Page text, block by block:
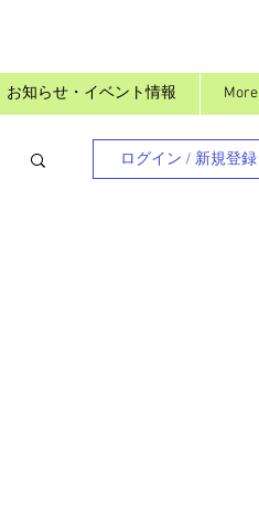
お知らせ・イベント情報 More
ログイン / 新規登録